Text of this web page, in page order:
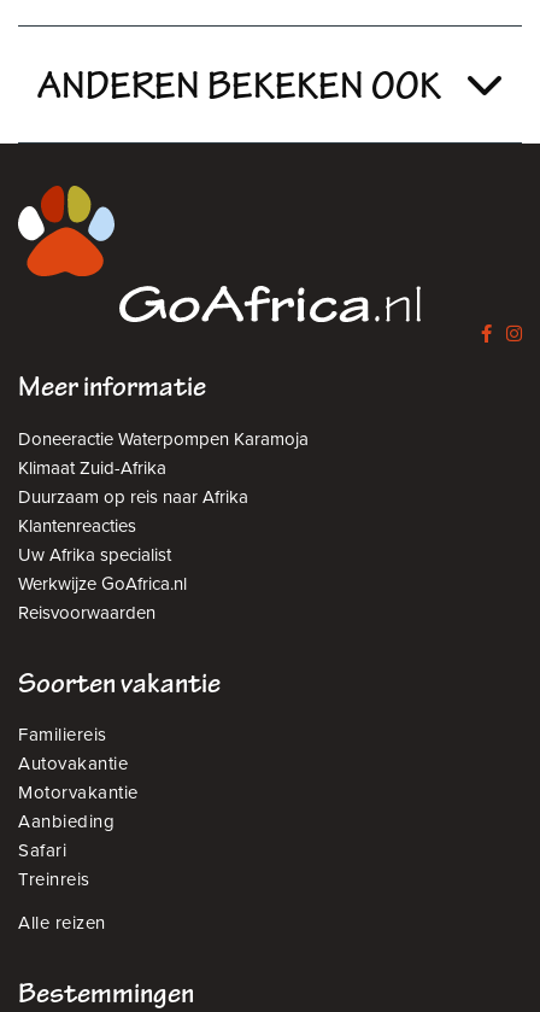
ANDEREN BEKEKEN OOK
Meer informatie
Doneeractie Waterpompen Karamoja
Klimaat Zuid-Afrika
Duurzaam op reis naar Afrika
Klantenreacties
Uw Afrika specialist
Werkwijze GoAfrica.nl
Reisvoorwaarden
Soorten vakantie
Familiereis
Autovakantie
Motorvakantie
Aanbieding
Safari
Treinreis
Alle reizen
Bestemmingen